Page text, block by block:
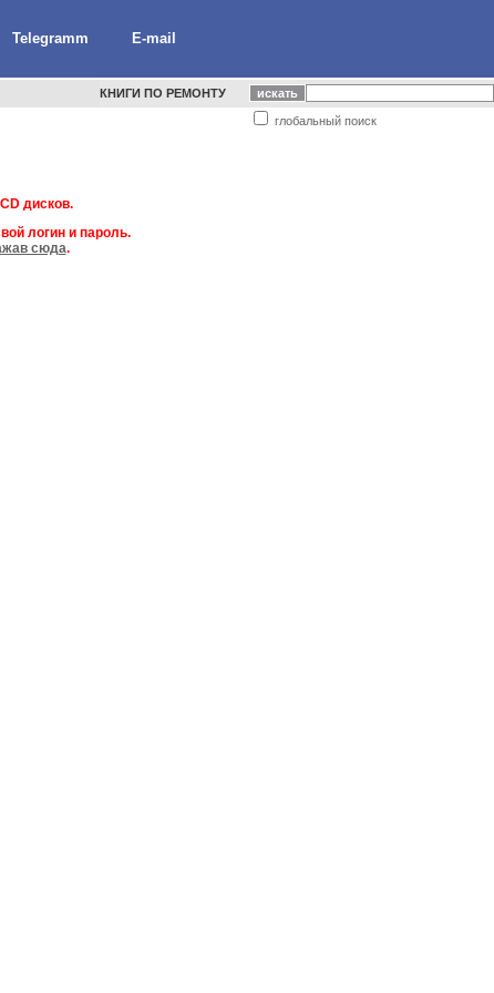
Telegramm E-mail
КНИГИ ПО РЕМОНТУ
глобальный поиск
дисков.
логин и пароль.
сюда.